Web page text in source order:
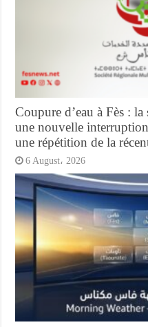
Coupure d’eau à Fès :
une nouvelle
une répétition de la
6 August، 2026